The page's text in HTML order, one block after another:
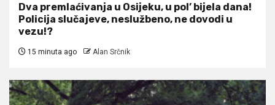
Dva premlaćivanja u Osijeku, u pol’ bijela dana!
Policija slučajeve, neslužbeno, ne dovodi u
vezu!?
15 minuta ago Alan Srčnik